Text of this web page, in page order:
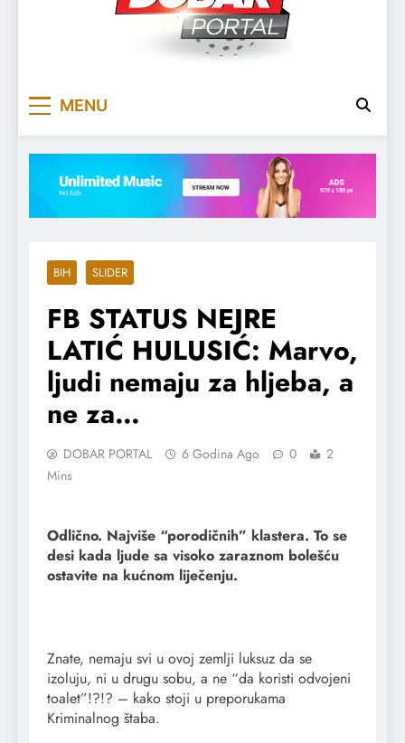
MENU
BIH SLIDER
FB STATUS NEJRE
LATIĆ HULUSIĆ: Marvo,
ljudi nemaju za hljeba, a
ne za…
DOBAR PORTAL 6 Godina Ago 0
2
Mins
Odlično. Najviše “porodičnih” klastera. To se
desi kada ljude sa visoko zaraznom bolešću
ostavite na kućnom liječenju.
Znate, nemaju svi u ovoj zemlji luksuz da se
izoluju, ni u drugu sobu, a ne “da koristi odvojeni
toalet”!?!? – kako stoji u preporukama
Kriminalnog štaba.